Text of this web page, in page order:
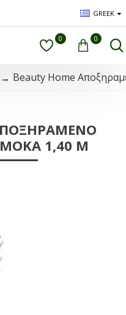
GREEK
0 0
Beauty Home
ΜΟΚΑ 1,40 M